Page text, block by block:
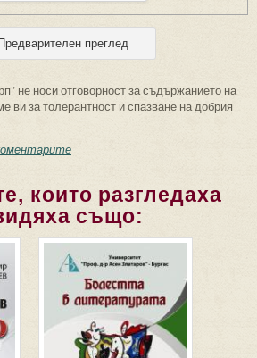
не носи отговорност за съдържанието на
ви за толерантност и спазване на добрия
които разгледаха
също: